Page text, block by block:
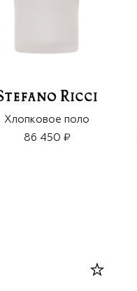
Хлопковое поло
86 450 ₽